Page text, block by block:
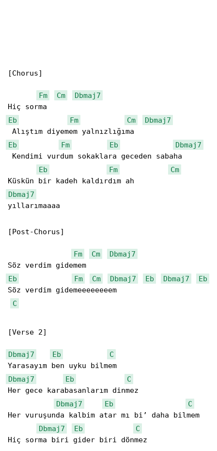
[Chorus]
Fm Cm
Dbmaj7
Eb
Fm Cm
Dbmaj7
Eb
Fm Eb
Dbmaj7
Kendimi vurdum sokaklara geceden sabaha
Eb
Fm
Cm
Dbmaj7
yıllarımaaaa
[Post-Chorus]
Fm Cm
Dbmaj7
Eb
Fm Cm Dbmaj7 Eb Dbmaj7
Eb
Söz verdim gidemeeeeeeeem
C
[Verse 2]
Dbmaj7 Eb
C
Dbmaj7
Eb
C
Her gece karabasanlarım dinmez
Dbmaj7
Eb
C
Her vuruşunda kalbim atar mı bi’ daha bilmem
Dbmaj7
Eb
C
Hiç sorma biri gider biri dönmez